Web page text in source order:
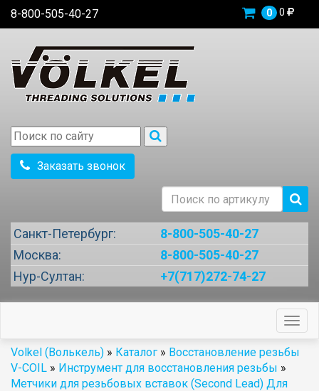
8-800-505-40-27 0 0
Заказать звонок
Санкт-Петербург:
8-800-505-40-27
Москва:
8-800-505-40-27
Нур-Султан:
+7(717)272-74-27
Volkel (Волькель) » Каталог » Восстановление резьбы
V-COIL » Инструмент для восстановления резьбы »
Метчики для резьбовых вставок (Second Lead) Для